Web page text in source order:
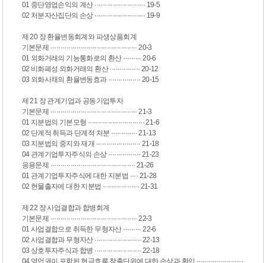
01 중단영업손익의 계산 ························· 19-5
02 처분자산집단의 손상 ························· 19-9
제 20 장 환율변동회계와 파생상품회계
기본문제 ··········································· 20-3
01 외화거래의 기능통화로의 환산 ········· 20-6
02 비화폐성 외화거래의 환산 ··············· 20-12
03 외화사채의 환율변동효과 ················ 20-15
제 21 장 관계기업과 공동기업투자
기본문제 ··········································· 21-3
01 지분법의 기본모형 ···························· 21-6
02 단계적 취득과 단계적 처분 ············· 21-13
03 지분법의 중지와 재개 ······················ 21-18
04 관계기업투자주식의 손상 ················ 21-23
응용문제 ·········································· 21-26
01 관계기업투자주식에 대한 지분법 ···· 21-28
02 현물출자에 대한 지분법 ·················· 21-31
제 22 장 사업결합과 합병회계
기본문제 ··········································· 22-3
01 사업결합으로 취득한 무형자산 ········· 22-6
02 사업결합과 무형자산 ······················· 22-13
03 상호투자주식과 합병 ······················· 22-18